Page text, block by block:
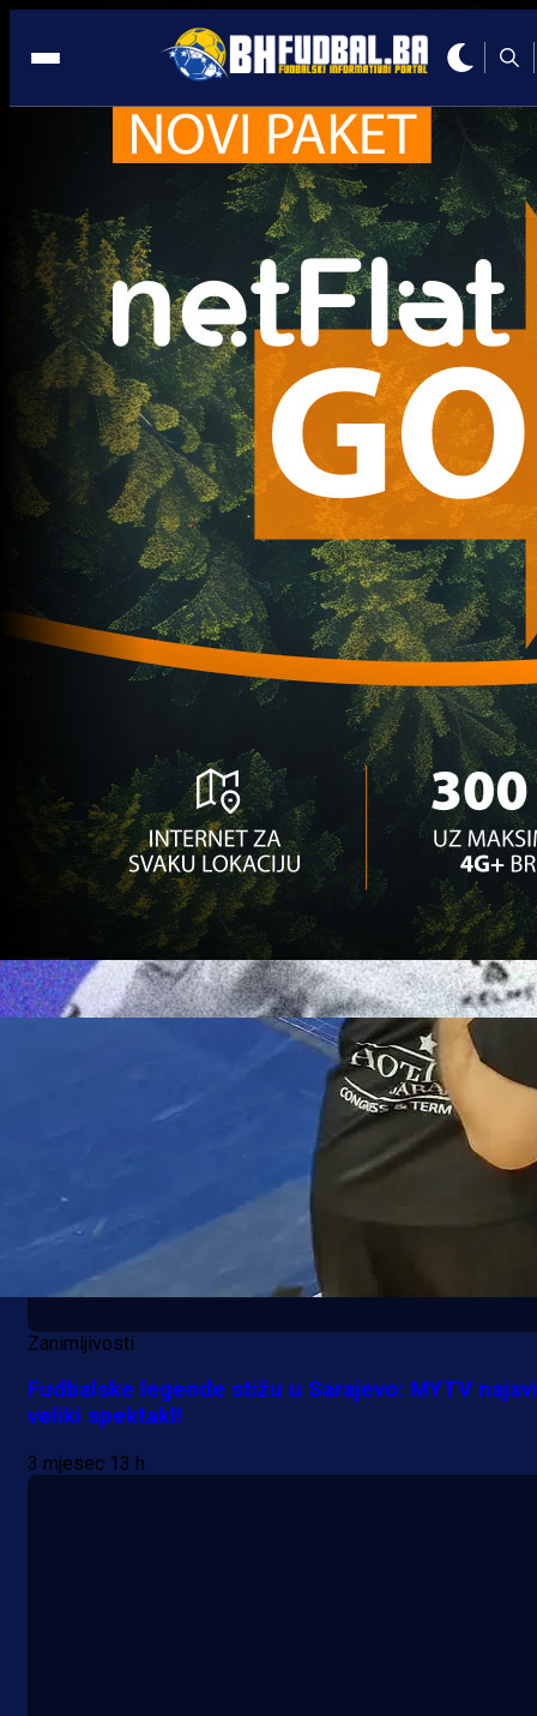
My TV
Zanimljivosti
Spektakl u Sarajevu: MYTV CUP okupio velikane
i regionalnog fudbala!
2 mjesec 2 sedmica
Zanimljivosti
Legende bh. i regionalnog fudbala stižu u
MYTV organizuje spektakl MYTV CUP!
Zanimljivosti
Fudbalske legende stižu u Sarajevo: MYTV
veliki spektakl!
3 mjesec 13 h